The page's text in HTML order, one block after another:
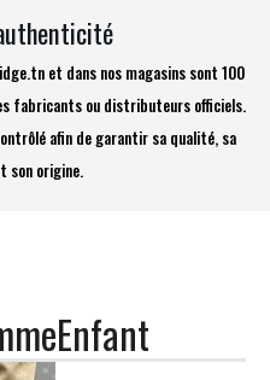
et dans nos magasins sont 100
fabricants ou distributeurs officiels.
afin de garantir sa qualité, sa
son origine.
Enfant